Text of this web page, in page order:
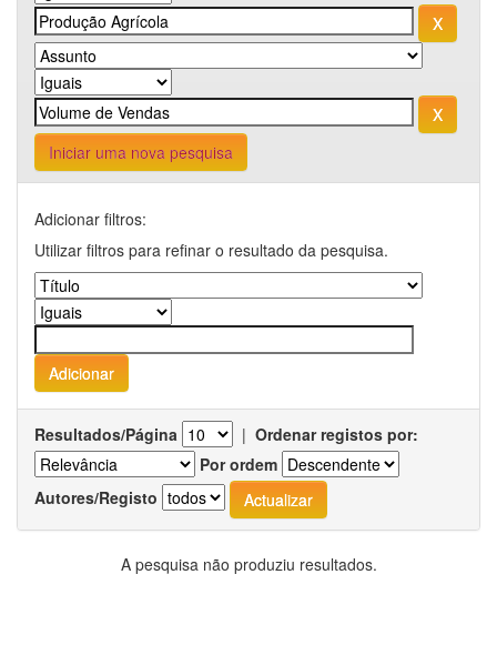
Iniciar uma nova pesquisa
Adicionar filtros:
Utilizar filtros para refinar o resultado da pesquisa.
Resultados/Página | Ordenar registos por:
Por ordem
Autores/Registo
A pesquisa não produziu resultados.